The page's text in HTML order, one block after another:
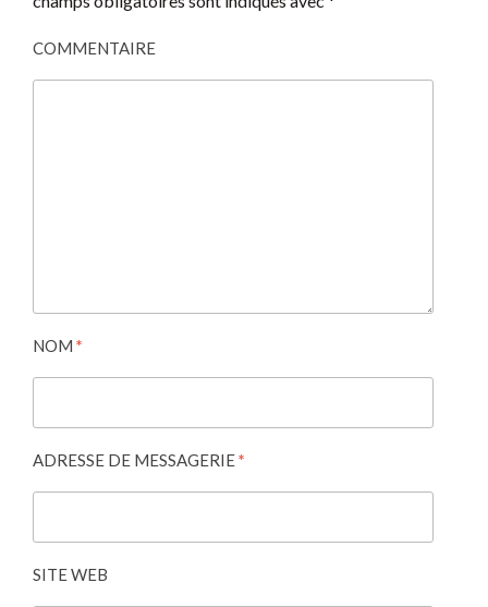
COMMENTAIRE
NOM *
ADRESSE DE MESSAGERIE*
SITE WEB